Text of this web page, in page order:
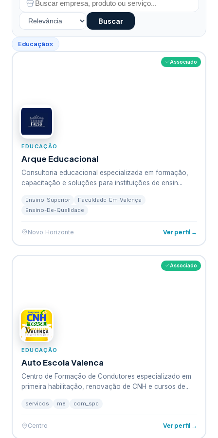
Buscar
Educação×
Associado
EDUCAÇÃO
Arque Educacional
Consultoria educacional especializada em formação,
capacitação e soluções para instituições de ensin...
Ensino-Superior
Faculdade-Em-Valença
Ensino-De-Qualidade
Novo Horizonte Ver perfil →
Associado
EDUCAÇÃO
Auto Escola Valenca
Centro de Formação de Condutores especializado em
primeira habilitação, renovação de CNH e cursos de...
servicos me com_spc
Centro Ver perfil →